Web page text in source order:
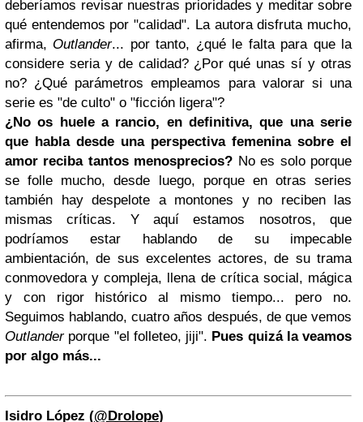
deberíamos revisar nuestras prioridades y meditar sobre
qué entendemos por "calidad". La autora disfruta mucho,
afirma, Outlander... por tanto, ¿qué le falta para que la
considere seria y de calidad? ¿Por qué unas sí y otras
no? ¿Qué parámetros empleamos para valorar si una
serie es "de culto" o "ficción ligera"?
¿No os huele a rancio, en definitiva, que una serie
que habla desde una perspectiva femenina sobre el
amor reciba tantos menosprecios? No es solo porque
se folle mucho, desde luego, porque en otras series
también hay despelote a montones y no reciben las
mismas críticas. Y aquí estamos nosotros, que
podríamos estar hablando de su impecable
ambientación, de sus excelentes actores, de su trama
conmovedora y compleja, llena de crítica social, mágica
y con rigor histórico al mismo tiempo... pero no.
Seguimos hablando, cuatro años después, de que vemos
Outlanderporque "el folleteo, jiji". Pues quizá la veamos
por algo más...
Isidro López (@Drolope)